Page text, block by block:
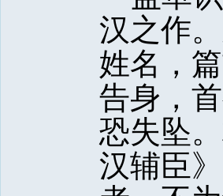
汉之作
姓名，
告身，
恐失坠
汉辅臣